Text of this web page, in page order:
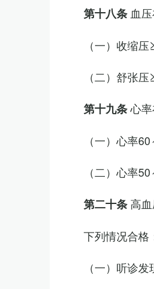
第十八条 血
（一）收缩
（二）舒张
第十九条心率
（一）心率
（二）心率
第二十条 高
下列情况合格
（一）听诊